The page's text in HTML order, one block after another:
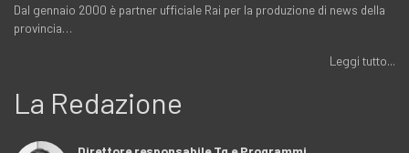
Dal gennaio 2000 è partner ufficiale Rai per la produzione di news della
provincia…
Leggi tutto...
La Redazione